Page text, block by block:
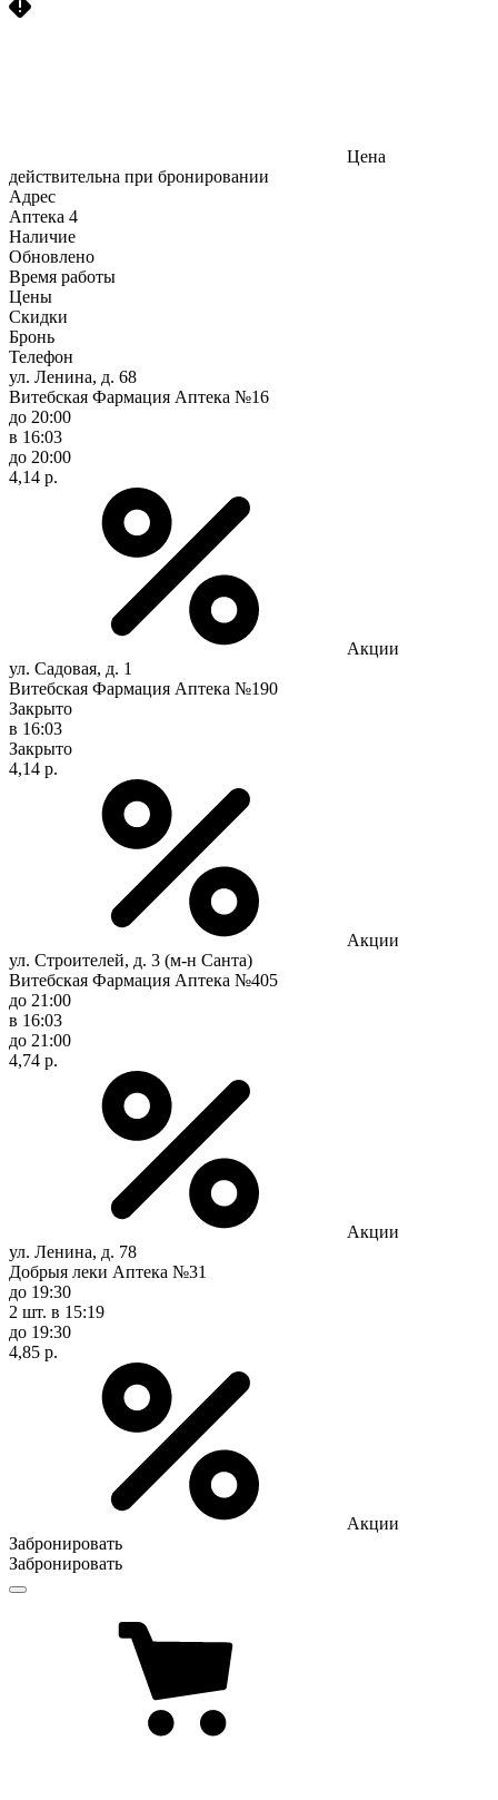
Цена
действительна при бронировании
Адрес
Аптека 4
Наличие
Обновлено
Время работы
Цены
Скидки
Бронь
Телефон
ул. Ленина, д. 68
Витебская Фармация Аптека №16
до 20:00
в 16:03
до 20:00
4,14 р.
Акции
ул. Садовая, д. 1
Витебская Фармация Аптека №190
Закрыто
в 16:03
Закрыто
4,14 р.
Акции
ул. Строителей, д. 3 (м-н Санта)
Витебская Фармация Аптека №405
до 21:00
в 16:03
до 21:00
4,74 р.
Акции
ул. Ленина, д. 78
Добрыя леки Аптека №31
до 19:30
2 шт. в 15:19
до 19:30
4,85 р.
Акции
Забронировать
Забронировать